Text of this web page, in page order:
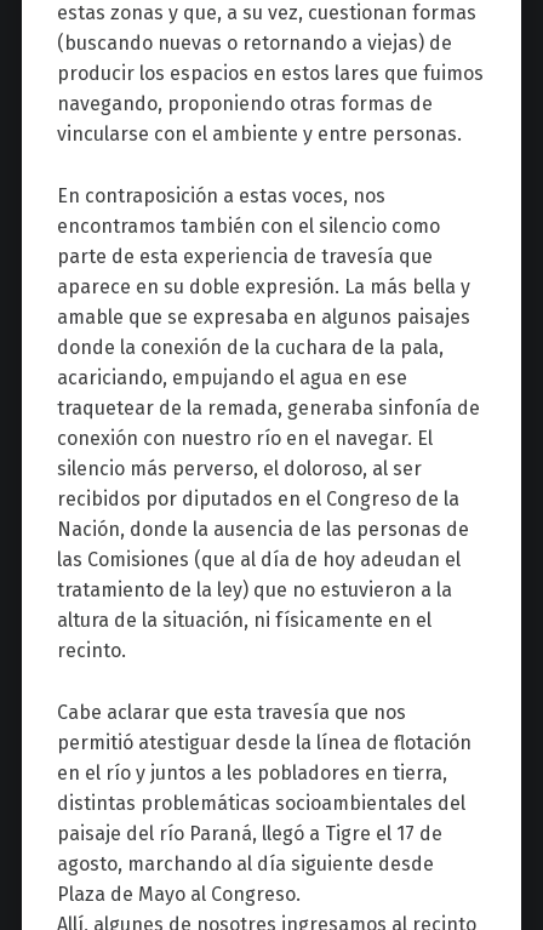
estas zonas y que, a su vez, cuestionan formas
(buscando nuevas o retornando a viejas) de
producir los espacios en estos lares que fuimos
navegando, proponiendo otras formas de
vincularse con el ambiente y entre personas.
En contraposición a estas voces, nos
encontramos también con el silencio como
parte de esta experiencia de travesía que
aparece en su doble expresión. La más bella y
amable que se expresaba en algunos paisajes
donde la conexión de la cuchara de la pala,
acariciando, empujando el agua en ese
traquetear de la remada, generaba sinfonía de
conexión con nuestro río en el navegar. El
silencio más perverso, el doloroso, al ser
recibidos por diputados en el Congreso de la
Nación, donde la ausencia de las personas de
las Comisiones (que al día de hoy adeudan el
tratamiento de la ley) que no estuvieron a la
altura de la situación, ni físicamente en el
recinto.
Cabe aclarar que esta travesía que nos
permitió atestiguar desde la línea de flotación
en el río y juntos a les pobladores en tierra,
distintas problemáticas socioambientales del
paisaje del río Paraná, llegó a Tigre el 17 de
agosto, marchando al día siguiente desde
Plaza de Mayo al Congreso.
Allí, algunes de nosotres ingresamos al recinto